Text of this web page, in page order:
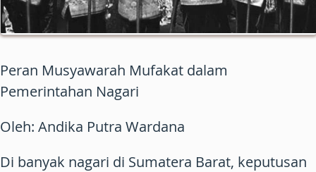
Peran Musyawarah Mufakat dalam
Pemerintahan Nagari
Oleh: Andika Putra Wardana
Di banyak nagari di Sumatera Barat, keputusan